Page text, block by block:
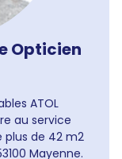
Opticien
ATOL
au service
plus de 42 m2
Mayenne.